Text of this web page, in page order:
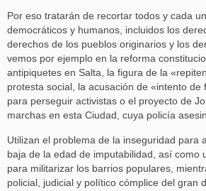
Por eso tratarán de recortar todos y cada
democráticos y humanos, incluidos los
derechos de los pueblos originarios y los
vemos por ejemplo en la reforma
antipiquetes en Salta, la figura de la
protesta social, la acusación de «intento de
para perseguir activistas o el proyecto de
marchas en esta Ciudad, cuya policía
Utilizan el problema de la inseguridad para
baja de la edad de imputabilidad, así como
para militarizar los barrios populares,
policial, judicial y político cómplice del gran